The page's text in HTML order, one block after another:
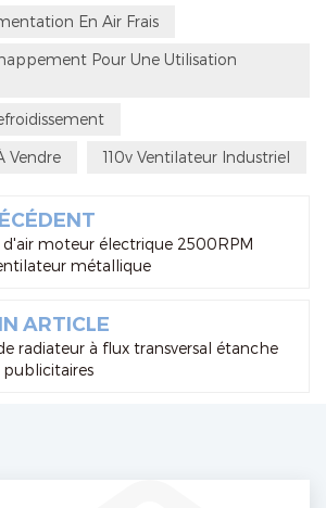
En Air Frais
Pour Une Utilisation
Vendre 110v Ventilateur Industriel
d'air moteur électrique 2500RPM
métallique
ARTICLE
radiateur à flux transversal étanche
publicitaires